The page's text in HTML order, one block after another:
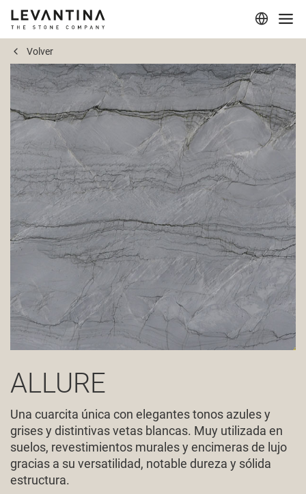
Corporativo
Materiales
Proyectos
Aplicaciones
Profesionales
Volver
ALLURE
Una cuarcita única con elegantes tonos azules y
grises y distintivas vetas blancas. Muy utilizada en
suelos, revestimientos murales y encimeras de lujo
gracias a su versatilidad, notable dureza y sólida
estructura.